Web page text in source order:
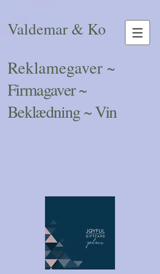
Valdemar & Ko
Reklamegaver ~
Firmagaver ~
Beklædning ~ Vin